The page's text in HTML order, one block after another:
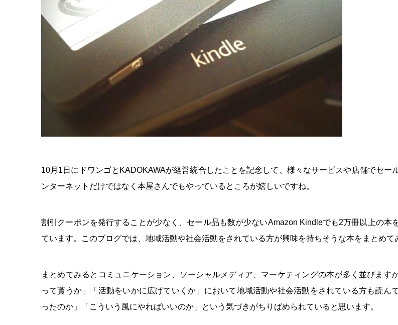
10月1日にドワンゴとKADOKAWAが経営統合したことを記念して、様々なサービスや店舗でセー
ンターネットだけではなく本屋さんでもやっているところが嬉しいですね。
割引クーポンを発行することが少なく、セール品も数が少ないAmazon Kindleでも2万冊以上の本
ています。このブログでは、地域活動や社会活動をされている方が興味を持ちそうな本をまとめて
まとめてみるとコミュニケーション、ソーシャルメディア、マーケティングの本が多く並びます
って貰うか」「活動をいかに広げていくか」において地域活動や社会活動をされている方も読ん
ったのか」「こういう風にやればいいのか」という気づきがちりばめられていると思います。